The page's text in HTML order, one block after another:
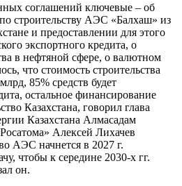
соглашений ключевые – об
строительству АЭС «Балхаш» из
и предоставлении для этого
экспортного кредита, о
в нефтяной сфере, о валютном
что стоимость строительства
85% средств будет
остальное финансирование
Казахстана, говорил глава
Казахстана Алмасадам
Алексей Лихачев
АЭС начнется в 2027 г.
чтобы к середине 2030-х гг.
он.